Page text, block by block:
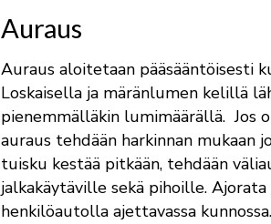
Auraus
Auraus aloitetaan pääsääntöisesti
Loskaisella ja märänlumen kelillä
pienemmälläkin lumimäärällä. Jos
auraus tehdään harkinnan mukaan
tuisku kestää pitkään, tehdään
jalkakäytäville sekä pihoille.
henkilöautolla ajettavassa kunnossa.